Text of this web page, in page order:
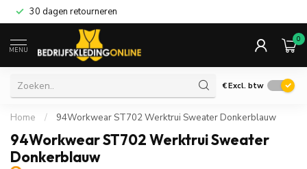
30 dagen retourneren
MENU
0
€Excl. btw
Home / 94Workwear ST702 Werktrui Sweater Donkerblauw
94Workwear ST702 Werktrui Sweater
Donkerblauw